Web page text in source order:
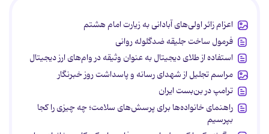
اعزام زائر اولی‌های آبادانی به زیارت امام هشتم
فرمول ساخت جلیقه ضدگلوله روانی
استفاده از طلای دیجیتال به عنوان وثیقه در وام‌های ارز دیجیتال
مراسم تجلیل از شهدای رسانه و پاسداشت روز خبرنگار
ترامپ در بن‌بست ایران
راهنمای خانواده‌ها برای پرسش‌های سلامت؛ چه چیزی را کجا
بپرسیم